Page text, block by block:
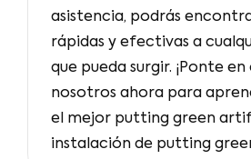
asistencia, podrás
rápidas y efectivas a
que pueda surgir. ¡Ponte
nosotros ahora para
el mejor putting green
instalación de putting